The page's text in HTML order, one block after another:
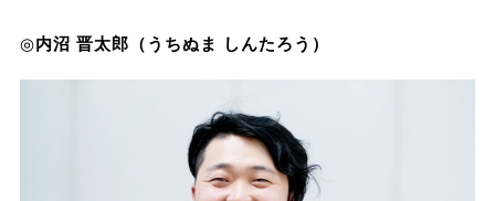
◎内沼 晋太郎（うちぬま しんたろう）